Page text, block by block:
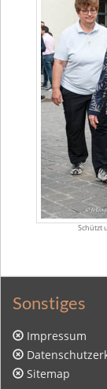
Schützt
Sonstiges
Impressum
Sitemap